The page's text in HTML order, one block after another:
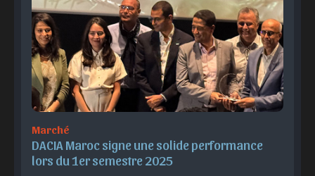
Marché
DACIA Maroc signe une solide performance
lors du 1er semestre 2025